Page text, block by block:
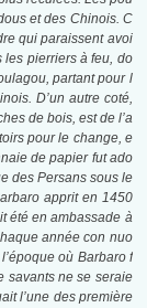
et des Chinois. C
qui paraissent avoi
les pierriers à feu, do
partant pour l
D’un autre coté,
de bois, est de l’a
pour le change, e
de papier fut ado
des Persans sous le
apprit en 1450
été en ambassade à
année con nuo
où Barbaro f
savants ne se seraie
l’une des première